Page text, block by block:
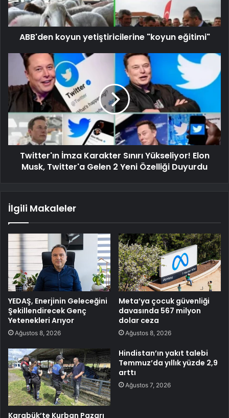
ABB'den koyun yetiştiricilerine "koyun eğitimi"
Twitter'ın İmza Karakter Sınırı Yükseliyor! Elon
Musk, Twitter'a Gelen 2 Yeni Özelliği Duyurdu
İlgili Makaleler
YEDAŞ, Enerjinin Geleceğini
Şekillendirecek Genç
Yetenekleri Arıyor
Ağustos 8, 2026
Meta’ya çocuk güvenliği
davasında 567 milyon
dolar ceza
Ağustos 8, 2026
Karabük’te Kurban Pazarı
Hindistan’ın yakıt talebi
Temmuz’da yıllık yüzde 2,9
arttı
Ağustos 7, 2026